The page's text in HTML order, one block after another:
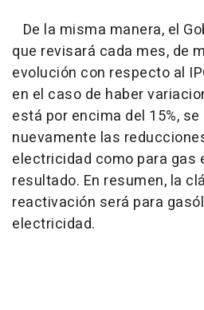
De la misma manera, el
que revisará cada mes, de
evolución con respecto al
en el caso de haber
está por encima del 15%,
nuevamente las
electricidad como para gas
resultado. En resumen, la
reactivación será para
electricidad.